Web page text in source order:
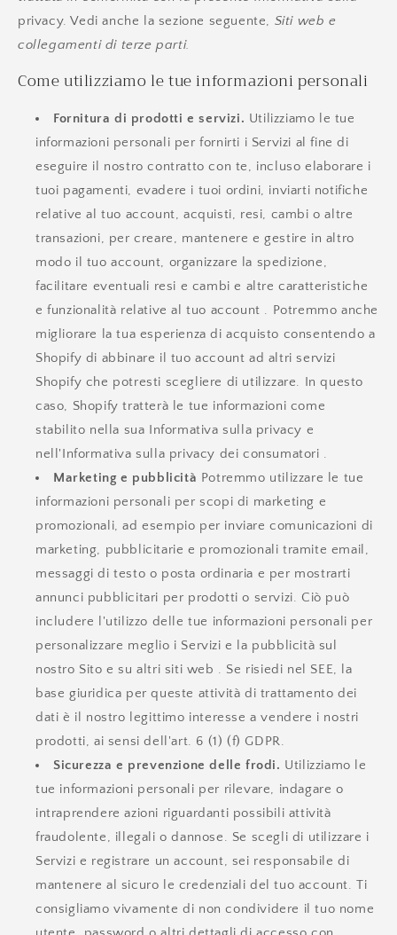
privacy. Vedi anche la sezione seguente, Siti web e
collegamenti di terze parti.
Come utilizziamo le tue informazioni personali
Fornitura di prodotti e servizi. Utilizziamo le tue
informazioni personali per fornirti i Servizi al fine di
eseguire il nostro contratto con te, incluso elaborare i
tuoi pagamenti, evadere i tuoi ordini, inviarti notifiche
relative al tuo account, acquisti, resi, cambi o altre
transazioni, per creare, mantenere e gestire in altro
modo il tuo account, organizzare la spedizione,
facilitare eventuali resi e cambi e altre caratteristiche
e funzionalità relative al tuo account . Potremmo anche
migliorare la tua esperienza di acquisto consentendo a
Shopify di abbinare il tuo account ad altri servizi
Shopify che potresti scegliere di utilizzare. In questo
caso, Shopify tratterà le tue informazioni come
stabilito nella sua Informativa sulla privacy e
nell'Informativa sulla privacy dei consumatori .
Marketing e pubblicità Potremmo utilizzare le tue
informazioni personali per scopi di marketing e
promozionali, ad esempio per inviare comunicazioni di
marketing, pubblicitarie e promozionali tramite email,
messaggi di testo o posta ordinaria e per mostrarti
annunci pubblicitari per prodotti o servizi. Ciò può
includere l'utilizzo delle tue informazioni personali per
personalizzare meglio i Servizi e la pubblicità sul
nostro Sito e su altri siti web . Se risiedi nel SEE, la
base giuridica per queste attività di trattamento dei
dati è il nostro legittimo interesse a vendere i nostri
prodotti, ai sensi dell'art. 6 (1) (f) GDPR.
Sicurezza e prevenzione delle frodi. Utilizziamo le
tue informazioni personali per rilevare, indagare o
intraprendere azioni riguardanti possibili attività
fraudolente, illegali o dannose. Se scegli di utilizzare i
Servizi e registrare un account, sei responsabile di
mantenere al sicuro le credenziali del tuo account. Ti
consigliamo vivamente di non condividere il tuo nome